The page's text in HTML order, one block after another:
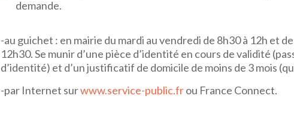
demande.
-au guichet : en mairie du mardi au vendredi de 8h30 à 12h et
12h30. Se munir d’une pièce d’identité en cours de validité
d’identité) et d’un justificatif de domicile de moins de 3 mois
-par Internet surwww.service-public.frou France Connect.